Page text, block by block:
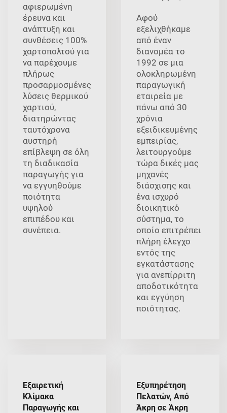
αφιερωμένη
έρευνα και
ανάπτυξη και
συνθέσεις 100%
χαρτοπολτού για
να παρέχουμε
πλήρως
προσαρμοσμένες
λύσεις θερμικού
χαρτιού,
διατηρώντας
ταυτόχρονα
αυστηρή
επίβλεψη σε όλη
τη διαδικασία
παραγωγής για
να εγγυηθούμε
ποιότητα
υψηλού
επιπέδου και
συνέπεια.
Αφού
εξελιχθήκαμε
από έναν
διανομέα το
1992 σε μια
ολοκληρωμένη
παραγωγική
εταιρεία με
πάνω από 30
χρόνια
εξειδικευμένης
εμπειρίας,
λειτουργούμε
τώρα δικές μας
μηχανές
διάσχισης και
ένα ισχυρό
διοικητικό
σύστημα, το
οποίο επιτρέπει
πλήρη έλεγχο
εντός της
εγκατάστασης
για ανεπίρριτη
αποδοτικότητα
και εγγύηση
ποιότητας.
Εξαιρετική
Κλίμακα
Παραγωγής και
Εξυπηρέτηση
Πελατών, Από
Άκρη σε Άκρη